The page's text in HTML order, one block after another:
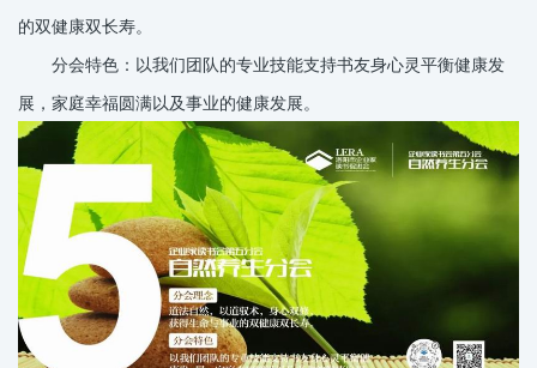
的双健康双长寿。
分会特色：以我们团队的专业技能支持书友身心灵平衡健康发
展，家庭幸福圆满以及事业的健康发展。